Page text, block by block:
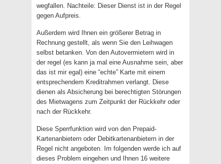
wegfallen. Nachteile: Dieser Dienst ist in der Regel
gegen Aufpreis.
Außerdem wird Ihnen ein größerer Betrag in
Rechnung gestellt, als wenn Sie den Leihwagen
selbst betanken. Von den Autovermietern wird in
der regel (es kann ja mal eine Ausnahme sein, aber
das ist mir egal) eine “echte” Karte mit einem
entsprechendem Kreditrahmen verlangt. Diese
dienen als Absicherung bei berechtigten Störungen
des Mietwagens zum Zeitpunkt der Rückkehr oder
nach der Rückkehr.
Diese Sperrfunktion wird von den Prepaid-
Kartenanbietern oder Debitkartenanbietern in der
Regel nicht angeboten. Im folgenden werde ich auf
dieses Problem eingehen und Ihnen 16 weitere